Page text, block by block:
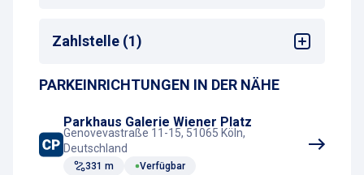
Bus-Haltestelle
U-Bahn-Haltestelle
Zahlstelle (1)
Parkscheinautomat
PARKEINRICHTUNGEN IN DER NÄHE
Parkhaus Galerie Wiener Platz
Genovevastraße 11-15, 51065 Köln,
Deutschland
331 m Verfügbar